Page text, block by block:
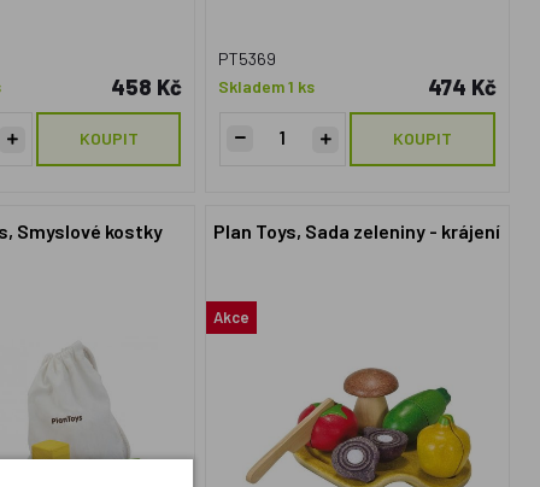
458 Kč
KOUPIT
PT5369
Skladem 1 ks
474 Kč
KOUPIT
Smyslové kostky Plan Toys, Sada zeleniny - krájení
Akce